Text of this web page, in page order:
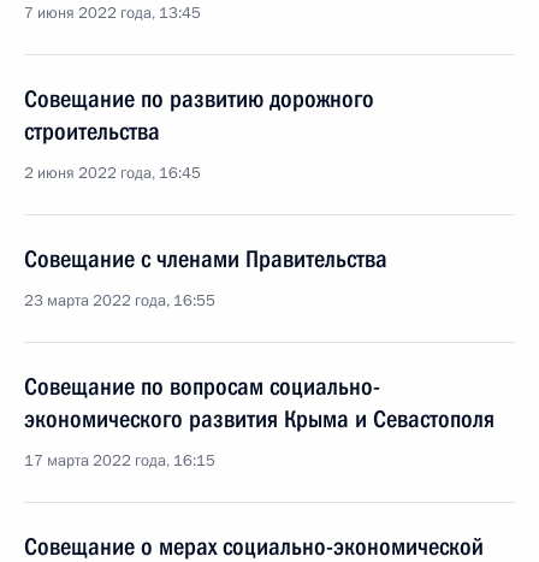
7 июня 2022 года, 13:45
Совещание по развитию дорожного
строительства
2 июня 2022 года, 16:45
Совещание с членами Правительства
23 марта 2022 года, 16:55
Совещание по вопросам социально-
экономического развития Крыма и Севастополя
17 марта 2022 года, 16:15
Совещание о мерах социально-экономической